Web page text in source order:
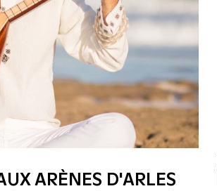
ARÈNES D'ARLES